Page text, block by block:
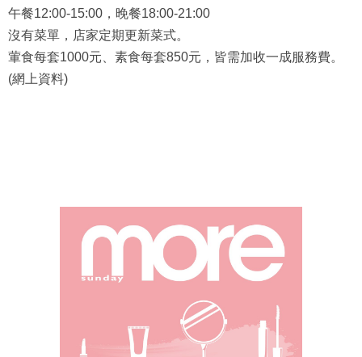
午餐12:00-15:00，晚餐18:00-21:00
沒有菜單，店家定期更新菜式。
葷食每套1000元、素食每套850元，皆需加收一成服務費。
(網上資料)